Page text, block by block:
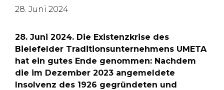
28. Juni 2024
28. Juni 2024. Die Existenzkrise des
Bielefelder Traditionsunternehmens UMETA
hat ein gutes Ende genommen: Nachdem
die im Dezember 2023 angemeldete
Insolvenz des 1926 gegründeten und